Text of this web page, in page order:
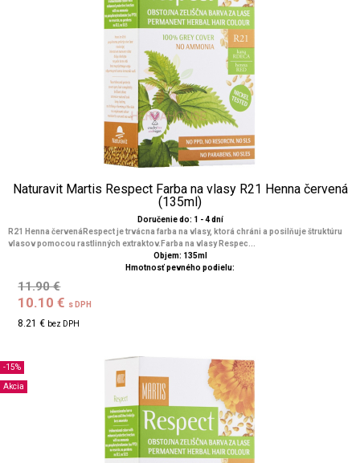
Naturavit Martis Respect Farba na vlasy R21 Henna červená
(135ml)
Doručenie do: 1 - 4 dní
R21 Henna červenáRespect je trvácna farba na vlasy, ktorá chráni a posilňuje štruktúru
vlasov pomocou rastlinných extraktov.Farba na vlasy Respec...
Objem: 135ml
Hmotnosť pevného podielu:
11.90 €
10.10 € s DPH
8.21 € bez DPH
-15%
Akcia